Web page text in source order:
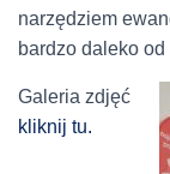
narzędziem
bardzo daleko od
Galeria zdjęć
kliknij tu.